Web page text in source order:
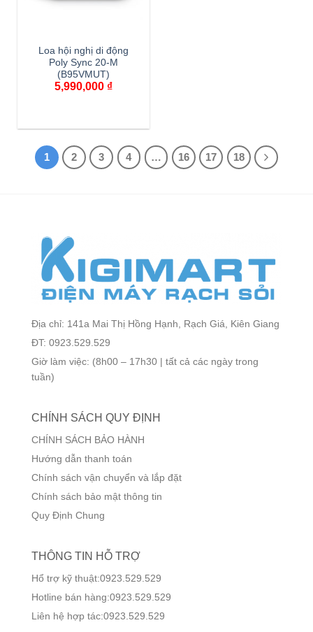
Loa hội nghị di động
Poly Sync 20-M
(B95VMUT)
5,990,000 ₫
1 2 3 4 … 16 17 18
Địa chỉ: 141a Mai Thị Hồng Hạnh, Rạch Giá, Kiên Giang
ĐT: 0923.529.529
Giờ làm việc: (8h00 – 17h30 | tất cả các ngày trong
tuần)
CHÍNH SÁCH QUY ĐỊNH
CHÍNH SÁCH BẢO HÀNH
Hướng dẫn thanh toán
Chính sách vận chuyển và lắp đặt
Chính sách bảo mật thông tin
Quy Định Chung
THÔNG TIN HỖ TRỢ
Hổ trợ kỹ thuật:0923.529.529
Hotline bán hàng:0923.529.529
Liên hệ hợp tác:0923.529.529